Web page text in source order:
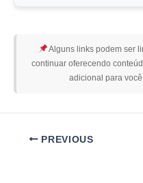
Alguns links podem ser
continuar oferecendo
adicional para
PREVIOUS